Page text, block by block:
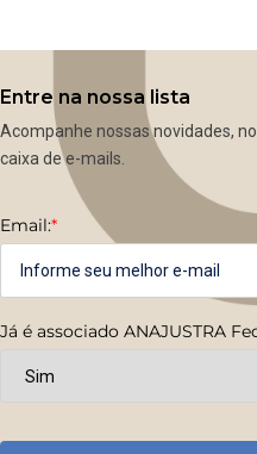
Entre na nossa lista
Acompanhe nossas novidades,
caixa de e-mails.
Email:*
Já é associado ANAJUSTRA